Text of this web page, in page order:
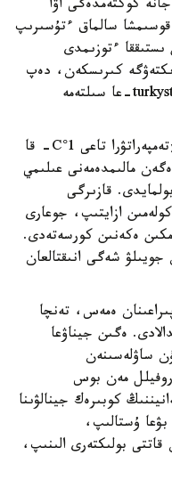
كوكتەمدەگى اۋا
قوسىمشا سالماق ءتۇسىرىپ
ءتوزىمدى
كىرىسكەن، دەپ
حابارلايدى turkystan.kz newscientist.com-عا سىلتەمە
الايدا الەۋمەتتىك جەلىلەردە تاراعان «تەمپەراتۋرا تاعى 1°C- قا
مالىمدەمەنى عىلىمي
قازىرگى
ازايتىپ، جوعارى
ەكەنىن كورسەتەدى.
جويىلۋ شەگى انىقتالعان
ەمەس، تەنچا
ەگىن جيناۋعا
ساۋلەسىنەن
مەن بوس
كوبىرەك جينالۋىنا
ۇستالىپ،
بولىكتەرى الىنىپ،